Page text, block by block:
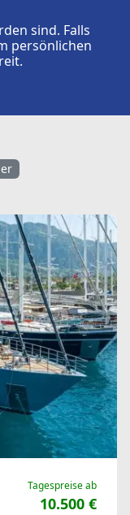
sind. Falls
persönlichen
Tagespreise ab
10.500 €